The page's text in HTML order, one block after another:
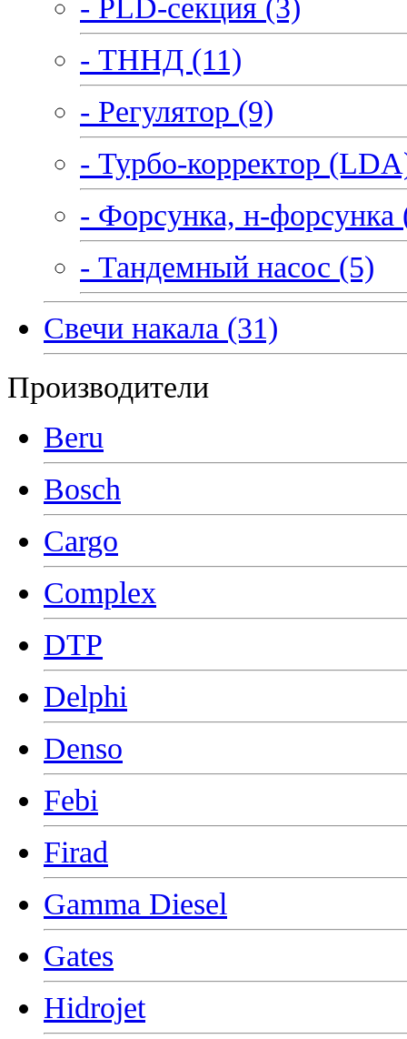
- ТННД (11)
- Регулятор (9)
- Турбо-корректор
- Форсунка, н-форсунка
- Тандемный насос (5)
Свечи накала (31)
Производители
Beru
Bosch
Cargo
Complex
DTP
Delphi
Denso
Febi
Firad
Gamma Diesel
Gates
Hidrojet